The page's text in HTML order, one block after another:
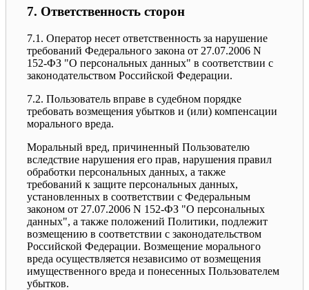
7. Ответственность сторон
7.1. Оператор несет ответственность за нарушение
требований Федерального закона от 27.07.2006 N
152-ФЗ "О персональных данных" в соответствии с
законодательством Российской Федерации.
7.2. Пользователь вправе в судебном порядке
требовать возмещения убытков и (или) компенсации
морального вреда.
Моральный вред, причиненный Пользователю
вследствие нарушения его прав, нарушения правил
обработки персональных данных, а также
требований к защите персональных данных,
установленных в соответствии с Федеральным
законом от 27.07.2006 N 152-ФЗ "О персональных
данных", а также положений Политики, подлежит
возмещению в соответствии с законодательством
Российской Федерации. Возмещение морального
вреда осуществляется независимо от возмещения
имущественного вреда и понесенных Пользователем
убытков.